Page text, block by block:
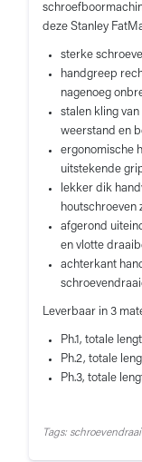
deze Stanley
sterke
handgreep
nagenoeg
stalen kling
weerstand en
ergonomische
uitstekende
lekker dik
houtschroeven
afgerond
en vlotte
achterkant
Leverbaar in 3
Ph.1, totale
Ph.2, totale
Ph.3, totale
Tags: